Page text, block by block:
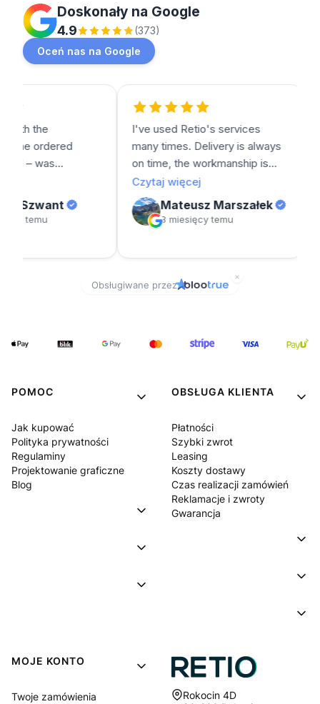
POMOC
Jak kupować
Polityka prywatności
Regulaminy
Projektowanie graficzne
Blog
OBSŁUGA KLIENTA
Płatności
Szybki zwrot
Leasing
Koszty dostawy
Czas realizacji zamówień
Reklamacje i zwroty
Gwarancja
MOJE KONTO
Twoje zamówienia Adres:
Rokocin 4D